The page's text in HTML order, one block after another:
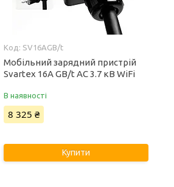
SV16AGB/t
Мобільний зарядний пристрій
Svartex 16A GB/t AC 3.7 кВ WiFi
В наявності
8 325 ₴
Купити